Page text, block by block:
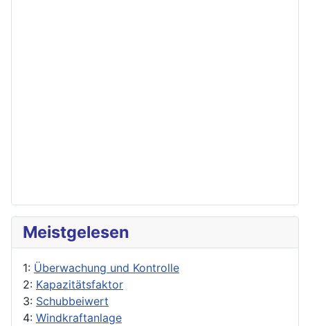
Meistgelesen
1: Überwachung und Kontrolle
2: Kapazitätsfaktor
3: Schubbeiwert
4: Windkraftanlage